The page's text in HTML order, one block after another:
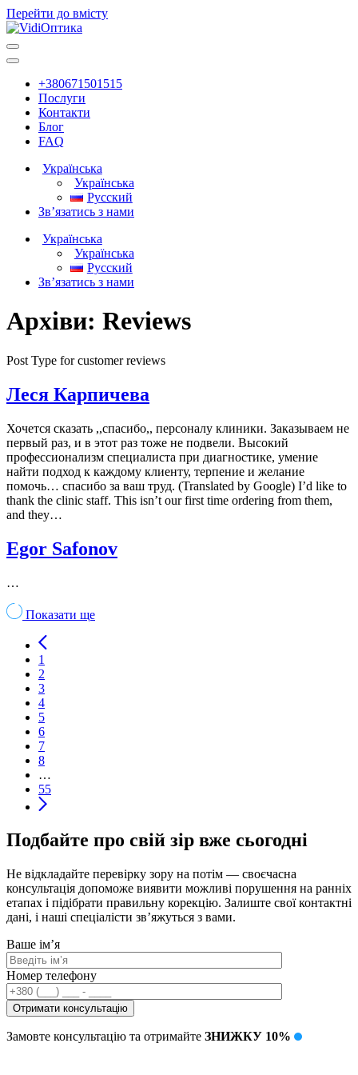
Перейти до вмісту
Головна
навігація
+380671501515
Послуги
Контакти
Блог
FAQ
Українська
Українська
Русский
Зв’язатись з нами
Українська
Українська
Русский
Зв’язатись з нами
Архіви: Reviews
Post Type for customer reviews
Леся Карпичева
Хочется сказать ,,спасибо,, персоналу клиники. Заказываем не
первый раз, и в этот раз тоже не подвели. Высокий
профессионализм специалиста при диагностике, умение
найти подход к каждому клиенту, терпение и желание
помочь… спасибо за ваш труд. (Translated by Google) I’d like to
thank the clinic staff. This isn’t our first time ordering from them,
and they…
Egor Safonov
…
Показати ще
Навігація
записів
1
2
3
4
5
6
7
8
…
55
Подбайте про свій зір вже сьогодні
Не відкладайте перевірку зору на потім — своєчасна
консультація допоможе виявити можливі порушення на ранніх
етапах і підібрати правильну корекцію. Залиште свої контактні
дані, і наші спеціалісти зв’яжуться з вами.
Ваше ім’я
Номер телефону
Замовте консультацію та отримайте ЗНИЖКУ 10%